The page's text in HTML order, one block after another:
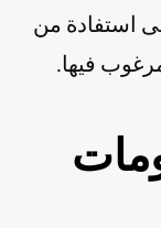
استفادة من
فيها.